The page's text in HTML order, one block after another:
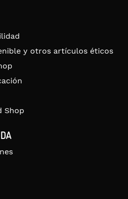
y otros artículos éticos
Shop